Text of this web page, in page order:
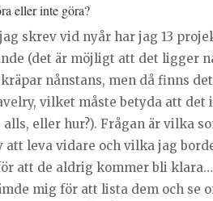
eller inte göra?
skrev vid nyår har jag 13
(det är möjligt att det ligger
nånstans, men då finns
vilket måste betyda att det
eller hur?). Frågan är vilka
att leva vidare och vilka jag
att de aldrig kommer bli klara…
mig för att lista dem och se